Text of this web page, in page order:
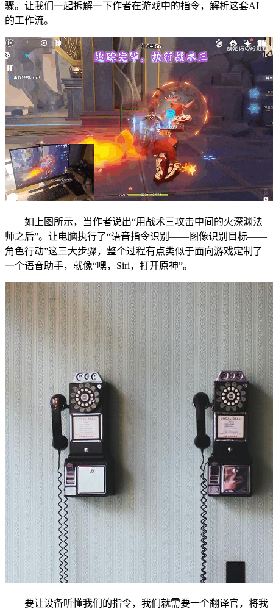
骤。让我们一起拆解一下作者在游戏中的指令，解析这套AI
的工作流。
如上图所示，当作者说出“用战术三攻击中间的火深渊法
师之后”。让电脑执行了“语音指令识别——图像识别目标——
角色行动”这三大步骤，整个过程有点类似于面向游戏定制了
一个语音助手，就像“嘿，Siri，打开原神”。
要让设备听懂我们的指令，我们就需要一个翻译官，将我